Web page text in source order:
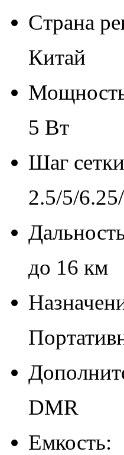
Страна
Китай
5 Вт
Шаг
2.5/5/
до 16 км
DMR
Емкость: